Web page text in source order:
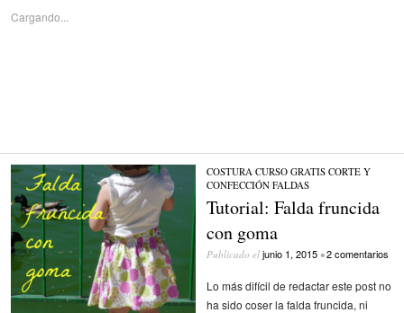
Cargando...
COSTURA/CURSO GRATIS CORTE Y
CONFECCIÓN/FALDAS
Tutorial: Falda fruncida
con goma
Publicado el junio 1, 2015 •2 comentarios
Lo más difícil de redactar este post no
ha sido coser la falda fruncida, ni